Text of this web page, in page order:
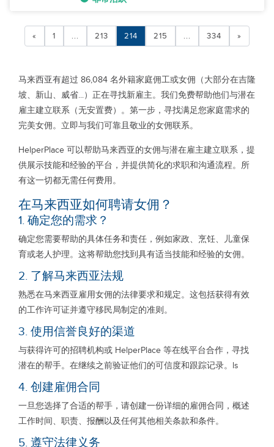
« 1 ... 213 214 215 ... 334 »
马来西亚有超过 86,084 名外籍家庭佣工或女佣（大部分在吉隆
坡、新山、威省...）正在寻找新雇主。我们免费帮助他们与潜在
雇主建立联系（无安置费）。第一步，寻找满足您家庭需求的
完美女佣。立即与我们可靠且敬业的女佣联系。
HelperPlace 可以帮助马来西亚的女佣与潜在雇主建立联系，提
供展示技能和经验的平台，并提供简化的求职和沟通流程。所
有这一切都无需任何费用。
在马来西亚如何聘请女佣？
1. 确定您的需求？
确定您需要帮助的具体任务和责任，例如家政、烹饪、儿童保
育或老人护理。这将帮助您找到具有适当技能和经验的女佣。
2. 了解马来西亚法规
熟悉在马来西亚雇用女佣的法律要求和规定。这包括获得有效
的工作许可证并遵守移民局制定的准则。
3. 使用信誉良好的渠道
与获得许可的招聘机构或 HelperPlace 等在线平台合作，寻找
潜在的帮手。在继续之前验证他们的可信度和跟踪记录。ls
4. 创建雇佣合同
一旦您选择了合适的帮手，请创建一份详细的雇佣合同，概述
工作时间、职责、报酬以及任何其他相关条款和条件。
5. 遵守法律义务